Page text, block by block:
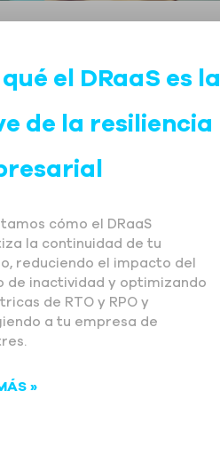
qué el DRaaS es la
de la resiliencia
cómo el DRaaS
la continuidad de tu
reduciendo el impacto del
de inactividad y optimizando
de RTO y RPO y
a tu empresa de
»